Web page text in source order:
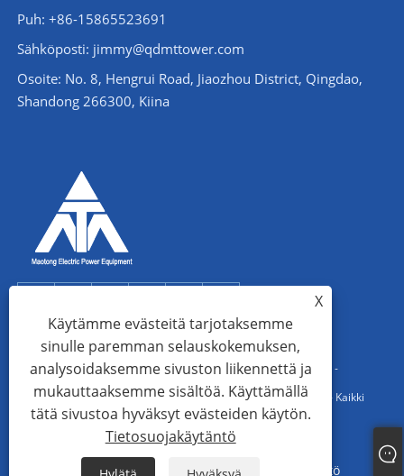
Puh: +86-15865523691
Sähköposti: jimmy@qdmttower.com
Osoite: No. 8, Hengrui Road, Jiaozhou District, Qingdao,
Shandong 266300, Kiina
Copyright © 2022 Qingdao Maotong Power Equipment Co., Ltd. -
Kulmaterästorni, Sähköaseman teräsrakenne, Teräsputkitorni - Kaikki
Sitemap XML Tietosuojakäytäntö
X
Käytämme evästeitä tarjotaksemme
sinulle paremman selauskokemuksen,
analysoidaksemme sivuston liikennettä ja
mukauttaaksemme sisältöä. Käyttämällä
tätä sivustoa hyväksyt evästeiden käytön.
Tietosuojakäytäntö